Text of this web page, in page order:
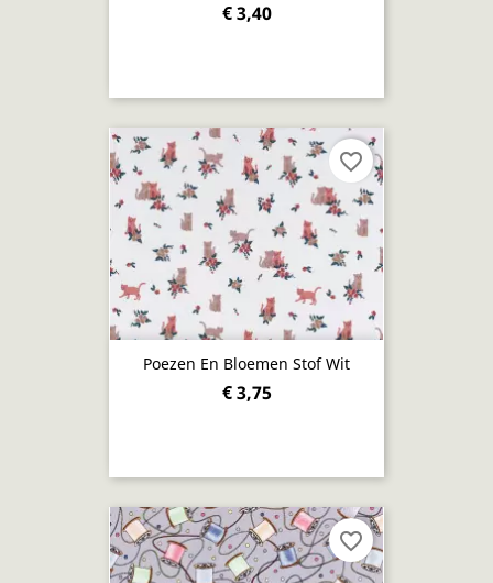
€ 3,40
Poezen En Bloemen Stof Wit
€ 3,75
favorite_border
favorite_border